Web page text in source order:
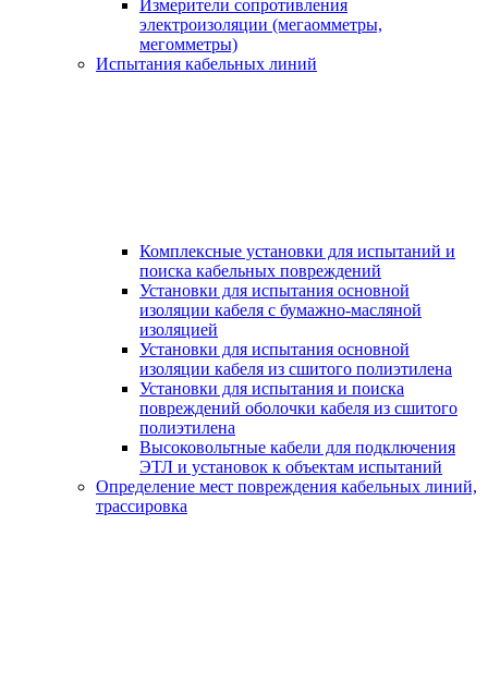
Измерители сопротивления
электроизоляции (мегаомметры,
мегомметры)
Испытания кабельных линий
Комплексные установки для испытаний и
поиска кабельных повреждений
Установки для испытания основной
изоляции кабеля с бумажно-масляной
изоляцией
Установки для испытания основной
изоляции кабеля из сшитого полиэтилена
Установки для испытания и поиска
повреждений оболочки кабеля из сшитого
полиэтилена
Высоковольтные кабели для подключения
ЭТЛ и установок к объектам испытаний
Определение мест повреждения кабельных линий,
трассировка